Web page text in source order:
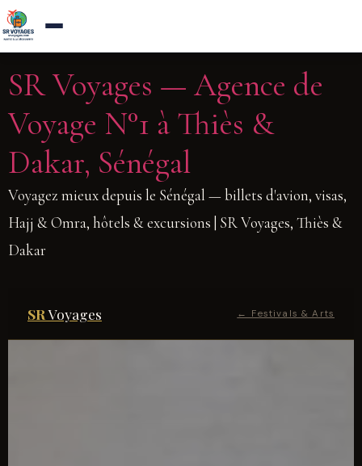
au
contenu
SR Voyages — Agence de
Voyage N°1 à Thiès &
Dakar, Sénégal
Voyagez mieux depuis le Sénégal — billets d'avion, visas,
Hajj & Omra, hôtels & excursions | SR Voyages, Thiès &
Dakar
SRVoyages ← Festivals & Arts